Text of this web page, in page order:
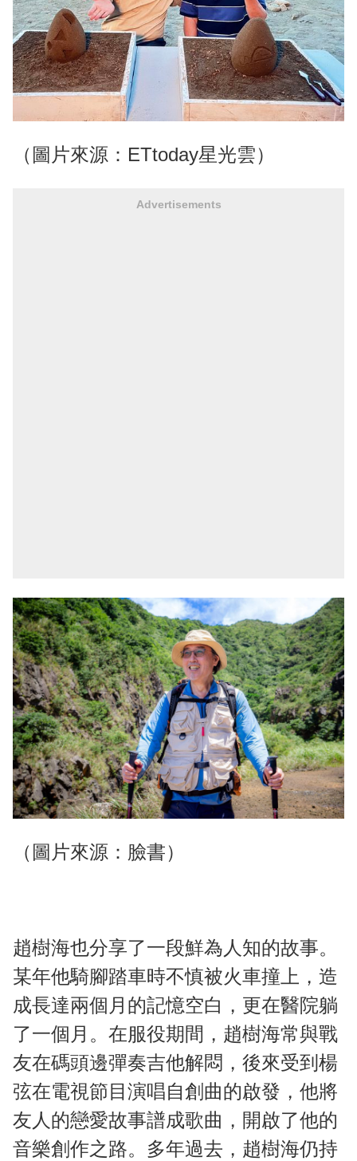
（圖片來源：ETtoday星光雲）
Advertisements
（圖片來源：臉書）
趙樹海也分享了一段鮮為人知的故事。
某年他騎腳踏車時不慎被火車撞上，造
成長達兩個月的記憶空白，更在醫院躺
了一個月。在服役期間，趙樹海常與戰
友在碼頭邊彈奏吉他解悶，後來受到楊
弦在電視節目演唱自創曲的啟發，他將
友人的戀愛故事譜成歌曲，開啟了他的
音樂創作之路。多年過去，趙樹海仍持